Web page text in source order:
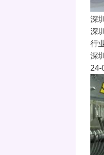
深
深
行
深
24-